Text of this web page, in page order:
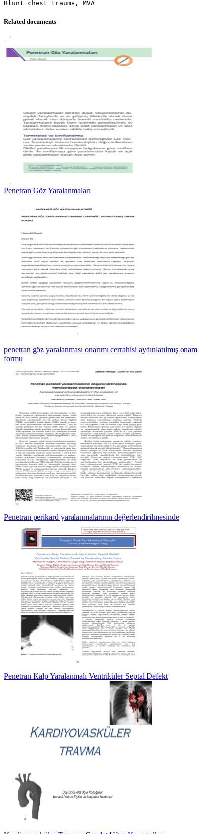
Related documents
Penetran Göz Yaralanmaları
penetran göz yaralanması onarımı cerrahisi aydınlatılmış onam
formu
Penetran perikard yaralanmalarının değerlendirilmesinde
Penetran Kalp Yaralanmalı Ventriküler Septal Defekt